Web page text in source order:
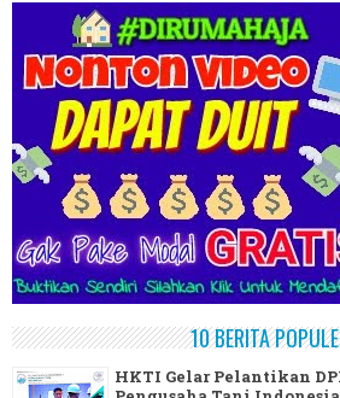
10 BERITA
HKTI Gelar Pelantikan